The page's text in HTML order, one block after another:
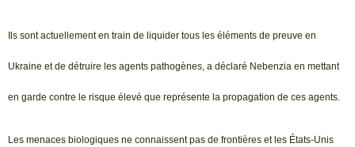
Ils sont actuellement en train de liquider tous les éléments de preuve en
Ukraine et de détruire les agents pathogènes, a déclaré Nebenzia en mettant
en garde contre le risque élevé que représente la propagation de ces agents.
Les menaces biologiques ne connaissent pas de frontières et les États-Unis